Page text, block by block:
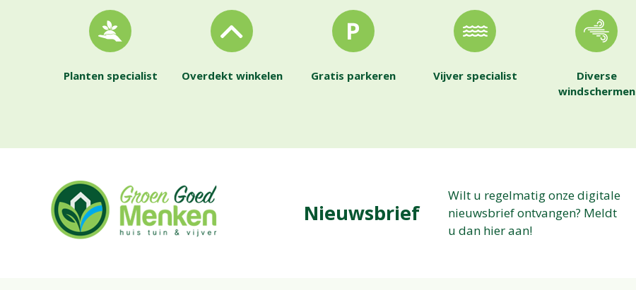
Planten specialist Overdekt winkelen Gratis parkeren Vijver specialist
Diverse
windschermen
Nieuwsbrief
Wilt u regelmatig onze digitale
nieuwsbrief ontvangen? Meldt
u dan hier aan!